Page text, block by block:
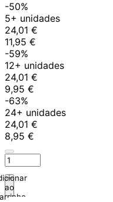
-50%
5+ unidades
24,01 €
11,95 €
-59%
12+ unidades
24,01 €
9,95 €
-63%
24+ unidades
24,01 €
8,95 €
ao